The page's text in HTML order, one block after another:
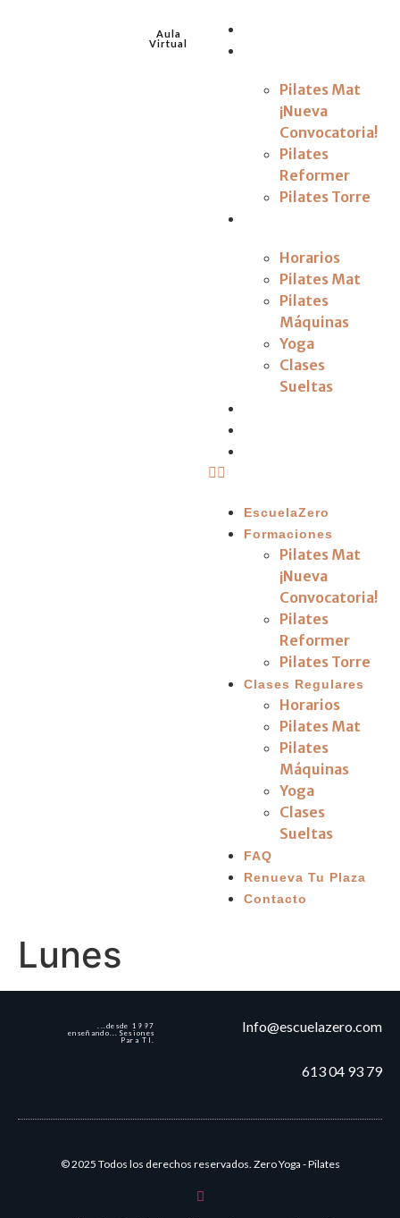
Pilates Mat
¡Nueva
Convocatoria!
Pilates
Reformer
Pilates Torre
Horarios
Pilates Mat
Pilates
Máquinas
Yoga
Clases
Sueltas
EscuelaZero
Formaciones
Pilates Mat
¡Nueva
Convocatoria!
Pilates
Reformer
Pilates Torre
Clases Regulares
Horarios
Pilates Mat
Pilates
Máquinas
Yoga
Clases
Sueltas
FAQ
Renueva Tu Plaza
Contacto
Aula
Virtual
Lunes
...desde 1997
enseñando...Sesiones
Para TI.
Info@escuelazero.com
613 04 93 79
© 2025 Todos los derechos reservados. Zero Yoga - Pilates